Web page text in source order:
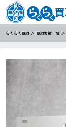
らくらく買取 買取実績一覧